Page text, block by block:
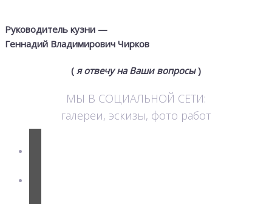
Руководитель кузни —
Геннадий Владимирович Чирков
( я отвечу на Ваши вопросы)
МЫ В СОЦИАЛЬНОЙ СЕТИ:
галереи, эскизы, фото работ